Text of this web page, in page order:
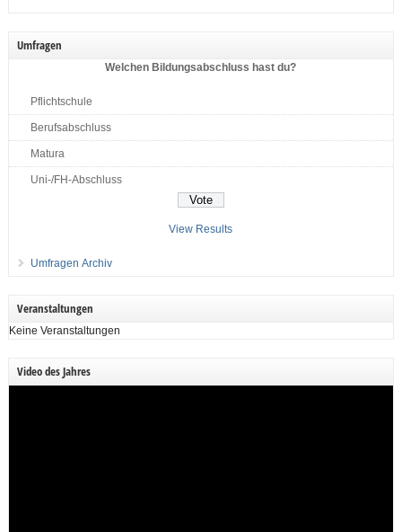
Umfragen
Welchen Bildungsabschluss hast du?
Pflichtschule
Berufsabschluss
Matura
Uni-/FH-Abschluss
View Results
Umfragen Archiv
Veranstaltungen
Keine Veranstaltungen
Video des Jahres